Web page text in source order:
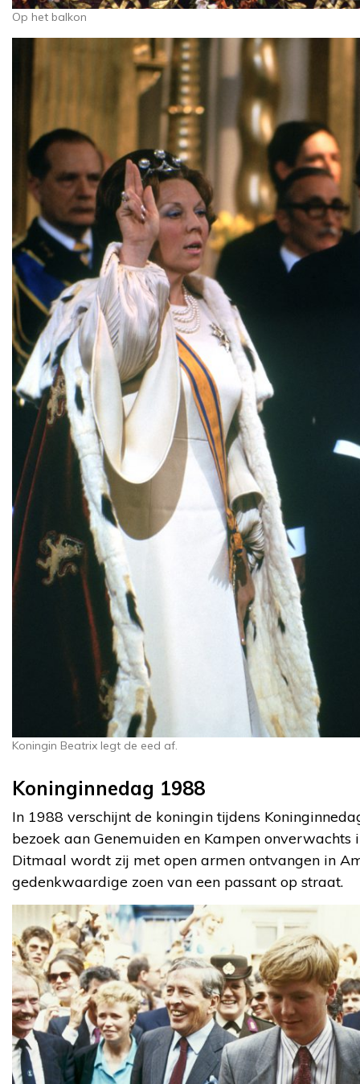
Op het balkon
Koningin Beatrix legt de eed af.
Koninginnedag 1988
In 1988 verschijnt de koningin tijdens
bezoek aan Genemuiden en Kampen onverwachts
Ditmaal wordt zij met open armen ontvangen in
gedenkwaardige zoen van een passant op straat.